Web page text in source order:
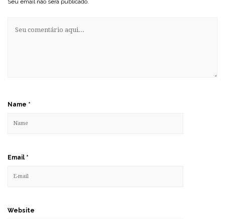
Seu email não será publicado.
Name *
Email *
Website